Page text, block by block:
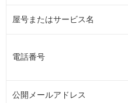
屋号またはサービス名
電話番号
公開メールアドレス